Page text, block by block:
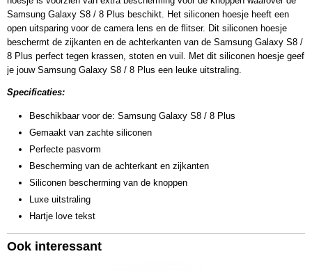
Samsung Galaxy S8 / 8 Plus beschikt. Het siliconen hoesje heeft een
open uitsparing voor de camera lens en de flitser. Dit siliconen hoesje
beschermt de zijkanten en de achterkanten van de Samsung Galaxy S8 /
8 Plus perfect tegen krassen, stoten en vuil. Met dit siliconen hoesje geef
je jouw Samsung Galaxy S8 / 8 Plus een leuke uitstraling.
Specificaties:
Beschikbaar voor de: Samsung Galaxy S8 / 8 Plus
Gemaakt van zachte siliconen
Perfecte pasvorm
Bescherming van de achterkant en zijkanten
Siliconen bescherming van de knoppen
Luxe uitstraling
Hartje love tekst
Ook interessant